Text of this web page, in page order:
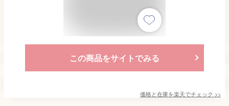
この商品をサイトでみる
価格と在庫を楽天でチェック >>